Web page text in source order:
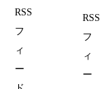
RSS
フ
ィ
ー
RSS
フ
ィ
ー